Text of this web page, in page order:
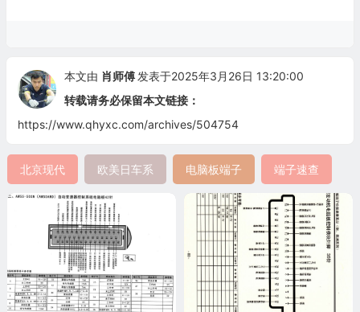
本文由 肖师傅 发表于2025年3月26日 13:20:00
转载请务必保留本文链接：
https://www.qhyxc.com/archives/504754
北京现代 欧美日车系 电脑板端子 端子速查